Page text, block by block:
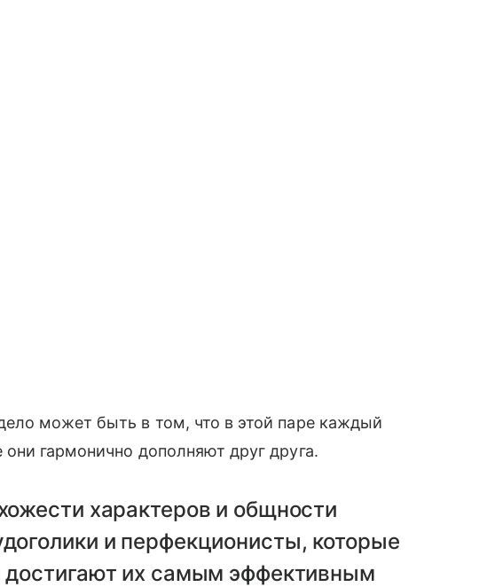
может быть в том, что в этой паре каждый
гармонично дополняют друг друга.
характеров и общности
и перфекционисты, которые
достигают их самым эффективным